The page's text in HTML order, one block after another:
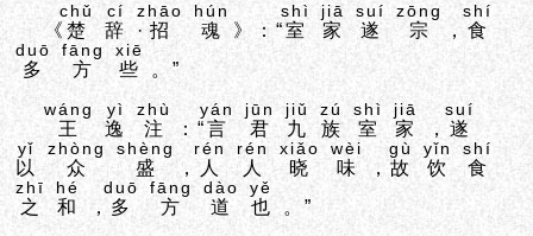
《 楚
chǔ
辞
cí
· 招
zhāo
魂
hún
》：“室
shì
家
jiā
遂
suí
宗
zōng
， 食
shí
多
duō
方
fāng
些
xiē
。”
王
wáng
逸
yì
注
zhù
：“言
yán
君
jūn
九
jiǔ
族
zú
室
shì
家
jiā
， 遂
suí
以
yǐ
众
zhòng
盛
shèng
， 人
rén
人
rén
晓
xiǎo
味
wèi
，故
gù
饮
yǐn
食
shí
之
zhī
和
hé
， 多
duō
方
fāng
道
dào
也
yě
。”